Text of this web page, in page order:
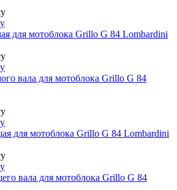
для мотоблока Grillo G 84 Lombardini
вала для мотоблока Grillo G 84
для мотоблока Grillo G 84 Lombardini
вала для мотоблока Grillo G 84